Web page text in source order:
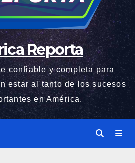
Reporta
confiable y completa para
estar al tanto de los sucesos
en América.